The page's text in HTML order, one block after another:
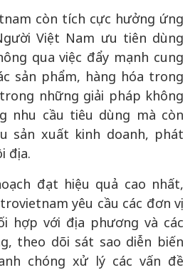
còn tích cực hưởng ứng
Việt Nam ưu tiên dùng
qua việc đẩy mạnh cung
sản phẩm, hàng hóa trong
những giải pháp không
nhu cầu tiêu dùng mà còn
sản xuất kinh doanh, phát
địa.
đạt hiệu quả cao nhất,
yêu cầu các đơn vị
hợp với địa phương và các
theo dõi sát sao diễn biến
chóng xử lý các vấn đề